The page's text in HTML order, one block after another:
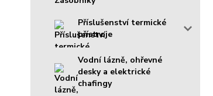
Příslušenství termické
přístroje
Vodní lázně, ohřevné
desky a elektrické
chafingy